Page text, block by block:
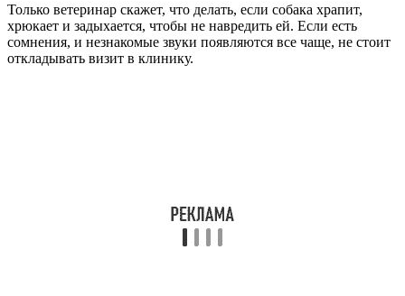
Только ветеринар скажет, что делать, если собака храпит,
хрюкает и задыхается, чтобы не навредить ей. Если есть
сомнения, и незнакомые звуки появляются все чаще, не стоит
откладывать визит в клинику.